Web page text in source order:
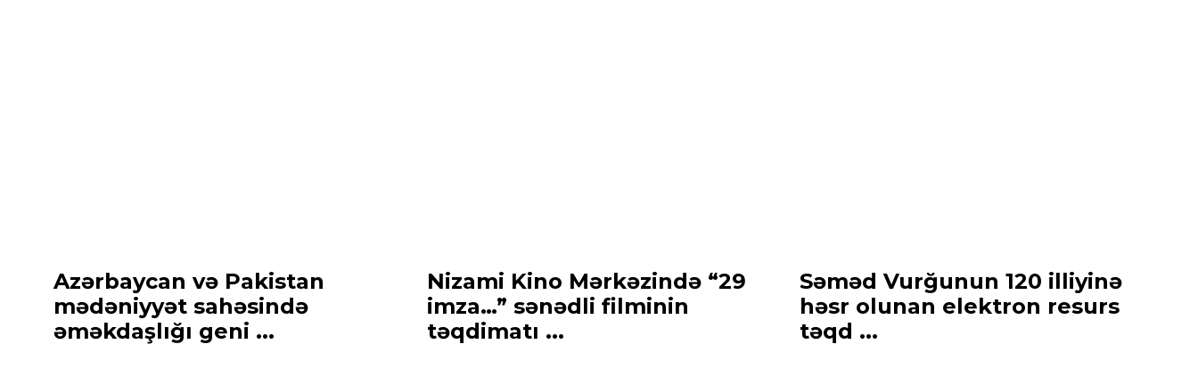
Azərbaycan və Pakistan
mədəniyyət sahəsində
əməkdaşlığı geni ...
Nizami Kino Mərkəzində “29
imza…” sənədli filminin
təqdimatı ...
Səməd Vurğunun 120 illiyinə
həsr olunan elektron resurs
təqd ...